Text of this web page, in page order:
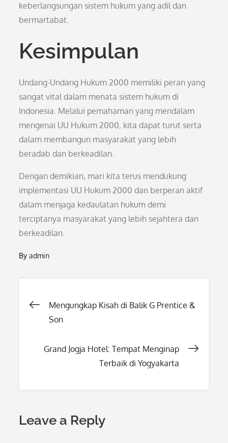
keberlangsungan sistem hukum yang adil dan
bermartabat.
Kesimpulan
Undang-Undang Hukum 2000 memiliki peran yang
sangat vital dalam menata sistem hukum di
Indonesia. Melalui pemahaman yang mendalam
mengenai UU Hukum 2000, kita dapat turut serta
dalam membangun masyarakat yang lebih
beradab dan berkeadilan.
Dengan demikian, mari kita terus mendukung
implementasi UU Hukum 2000 dan berperan aktif
dalam menjaga kedaulatan hukum demi
terciptanya masyarakat yang lebih sejahtera dan
berkeadilan.
Byadmin
Post
Mengungkap Kisah di Balik G Prentice &
Son
Grand Jogja Hotel: Tempat Menginap
Terbaik di Yogyakarta
Leave a Reply